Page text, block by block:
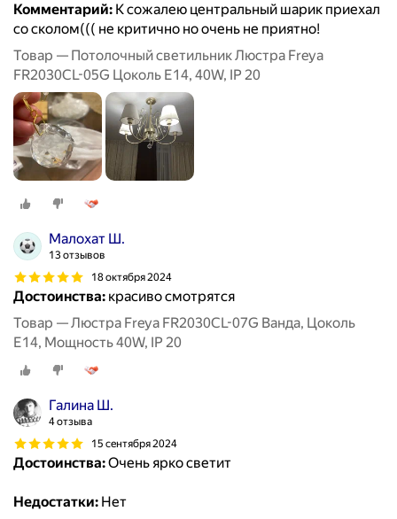
Комментарий: К сожалею центральный шарик приехал
со сколом((( не критично но очень не приятно!
Товар — Потолочный светильник Люстра Freya
FR2030CL-05G Цоколь E14, 40W, IP 20
Малохат Ш.
13 отзывов
18 октября 2024
Достоинства: красиво смотрятся
Товар — Люстра Freya FR2030CL-07G Ванда, Цоколь
E14, Мощность 40W, IP 20
Галина Ш.
4 отзыва
15 сентября 2024
Достоинства:Очень ярко светит
Недостатки: Нет